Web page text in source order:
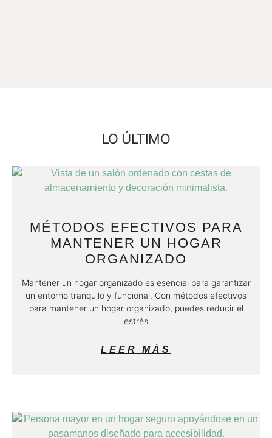
LO ÚLTIMO
MÉTODOS EFECTIVOS PARA
MANTENER UN HOGAR
ORGANIZADO
Mantener un hogar organizado es esencial para garantizar
un entorno tranquilo y funcional. Con métodos efectivos
para mantener un hogar organizado, puedes reducir el
estrés
LEER MÁS